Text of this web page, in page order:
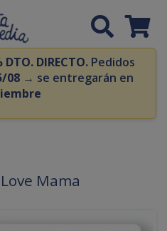
DTO. DIRECTO. Pedidos
08→ se entregarán en
Mama